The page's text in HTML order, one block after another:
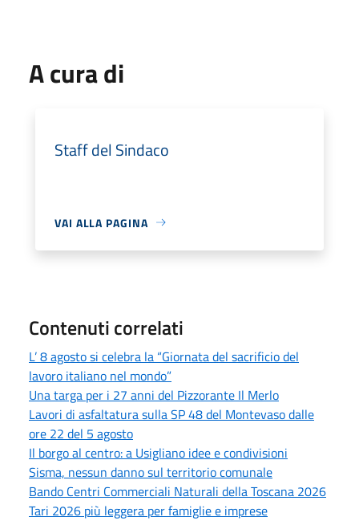
A cura di
Staff del Sindaco
VAI ALLA PAGINA
Contenuti correlati
L’ 8 agosto si celebra la “Giornata del sacrificio del
lavoro italiano nel mondo”
Una targa per i 27 anni del Pizzorante Il Merlo
Lavori di asfaltatura sulla SP 48 del Montevaso dalle
ore 22 del 5 agosto
Il borgo al centro: a Usigliano idee e condivisioni
Sisma, nessun danno sul territorio comunale
Bando Centri Commerciali Naturali della Toscana 2026
Tari 2026 più leggera per famiglie e imprese